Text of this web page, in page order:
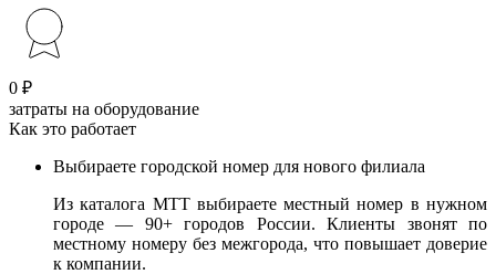
0 ₽
затраты на оборудование
Как это работает
Выбираете городской номер для нового филиала
Из каталога МТТ выбираете местный номер в нужном
городе — 90+ городов России. Клиенты звонят по
местному номеру без межгорода, что повышает доверие
к компании.